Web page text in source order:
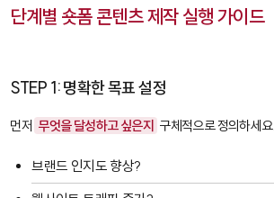
단계별 숏폼 콘텐츠 제작 실행 가이드
STEP 1: 명확한 목표 설정
먼저 무엇을 달성하고 싶은지 구체적으로 정의하세요.
브랜드 인지도 향상?